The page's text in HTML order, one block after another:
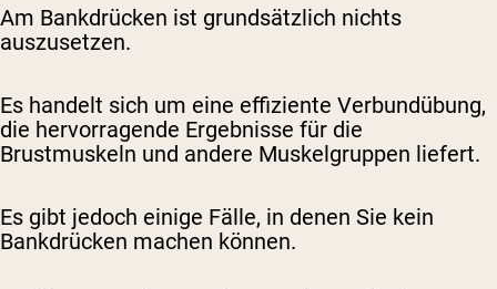
Am Bankdrücken ist grundsätzlich nichts
auszusetzen.
Es handelt sich um eine effiziente Verbundübung,
die hervorragende Ergebnisse für die
Brustmuskeln und andere Muskelgruppen liefert.
Es gibt jedoch einige Fälle, in denen Sie kein
Bankdrücken machen können.